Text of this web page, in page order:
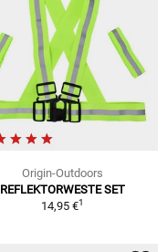
Origin-Outdoors
REFLEKTORWESTE SET
14,95 €1